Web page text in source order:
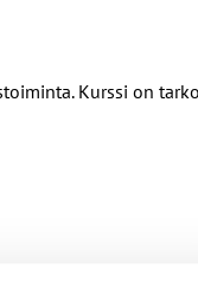
Kurssi on